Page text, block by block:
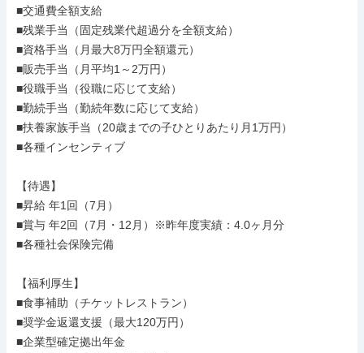
■交通費全額支給
■残業手当（固定残業代超過分を全額支給）
■資格手当（月最大8万円全額還元）
■販売手当（月平均1～2万円）
■役職手当（役職に応じて支給）
■勤続手当（勤続年数に応じて支給）
■扶養家族手当（20歳までの子ひとりあたり月1万円）
■各種インセンティブ
【待遇】
■昇給 年1回（7月）
■賞与 年2回（7月・12月）※昨年度実績：4.0ヶ月分
■各種社会保険完備
【福利厚生】
■食事補助（チケットレストラン）
■奨学金返還支援（最大120万円）
■企業型確定拠出年金